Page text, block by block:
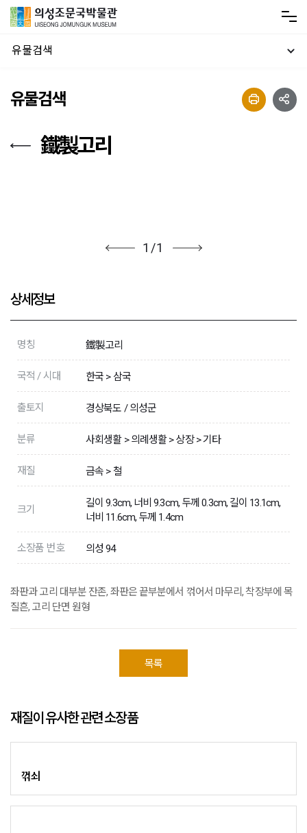
유물검색
유물검색
鐵製고리
1 /1
상세정보
명칭 鐵製고리
국적 / 시대 한국 > 삼국
출토지 경상북도 / 의성군
분류 사회생활 > 의례생활 > 상장 > 기타
재질 금속 > 철
크기
길이 9.3cm, 너비 9.3cm, 두께 0.3cm, 길이 13.1cm,
너비 11.6cm, 두께 1.4cm
소장품 번호 의성 94
좌판과 고리 대부분 잔존, 좌판은 끝부분에서 꺾어서 마무리, 착장부에 목
질흔, 고리 단면 원형
목록
재질이 유사한 관련 소장품
꺾쇠